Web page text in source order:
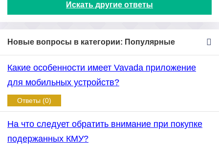
Искать другие ответы
Новые вопросы в категории: Популярные
Какие особенности имеет Vavada приложение
для мобильных устройств?
Ответы (0)
На что следует обратить внимание при покупке
подержанных КМУ?